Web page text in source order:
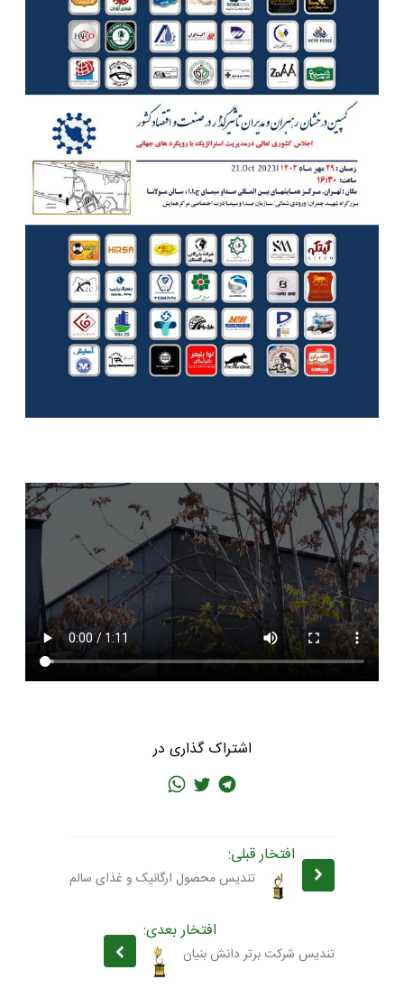
اشتراک گذاری در
افتخار قبلی:
تندیس محصول ارگانیک و غذای سالم
افتخار بعدی:
تندیس شرکت برتر دانش بنیان